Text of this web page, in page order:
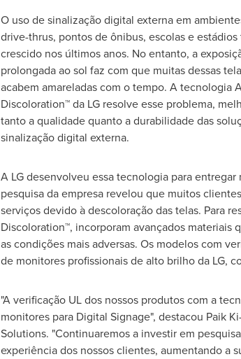
O uso de sinalização digital externa em
drive-thrus, pontos de ônibus, escolas e estádios
crescido nos últimos anos. No entanto, a
prolongada ao sol faz com que muitas dessas
acabem amareladas com o tempo. A tecnologia
Discoloration™ da LG resolve esse problema,
tanto a qualidade quanto a durabilidade das
sinalização digital externa.
A LG desenvolveu essa tecnologia para
pesquisa da empresa revelou que muitos
serviços devido à descoloração das telas. Para
Discoloration™, incorporam avançados
as condições mais adversas. Os modelos com
de monitores profissionais de alto brilho da LG,
"A verificação UL dos nossos produtos com a
monitores para Digital Signage", destacou Paik Ki
Solutions. "Continuaremos a investir em
experiência dos nossos clientes, aumentando a